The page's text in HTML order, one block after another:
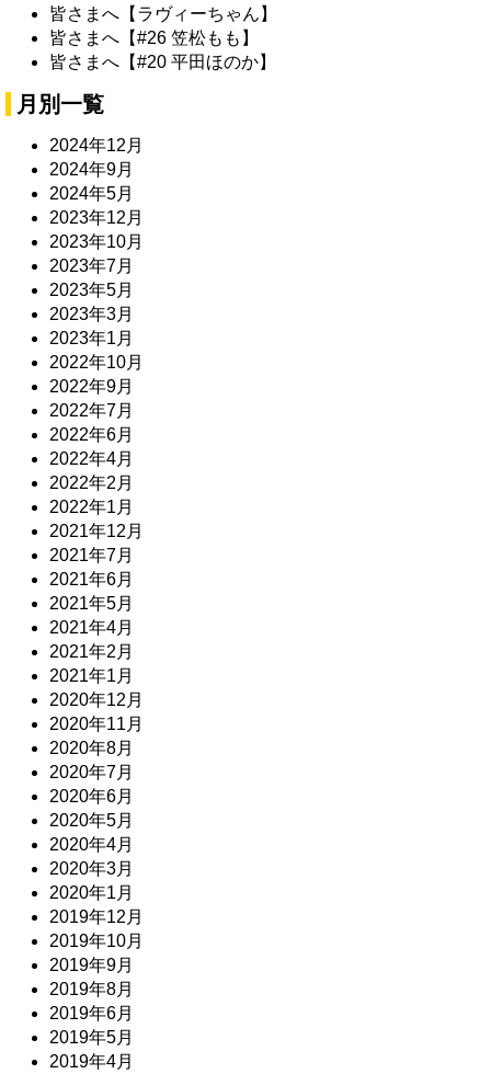
皆さまへ【ラヴィーちゃん】
皆さまへ【#26 笠松もも】
皆さまへ【#20 平田ほのか】
月別一覧
2024年12月
2024年9月
2024年5月
2023年12月
2023年10月
2023年7月
2023年5月
2023年3月
2023年1月
2022年10月
2022年9月
2022年7月
2022年6月
2022年4月
2022年2月
2022年1月
2021年12月
2021年7月
2021年6月
2021年5月
2021年4月
2021年2月
2021年1月
2020年12月
2020年11月
2020年8月
2020年7月
2020年6月
2020年5月
2020年4月
2020年3月
2020年1月
2019年12月
2019年10月
2019年9月
2019年8月
2019年6月
2019年5月
2019年4月